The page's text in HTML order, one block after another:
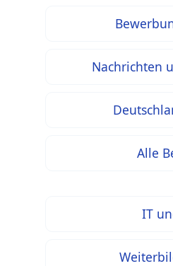
Nachrichten
Alle
IT